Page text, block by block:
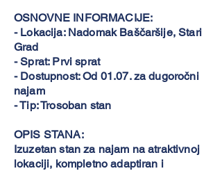
OSNOVNE INFORMACIJE:
- Lokacija: Nadomak Baščaršije, Stari
Grad
- Sprat: Prvi sprat
- Dostupnost: Od 01.07. za dugoročni
najam
- Tip: Trosoban stan
OPIS STANA:
Izuzetan stan za najam na atraktivnoj
lokaciji, kompletno adaptiran i